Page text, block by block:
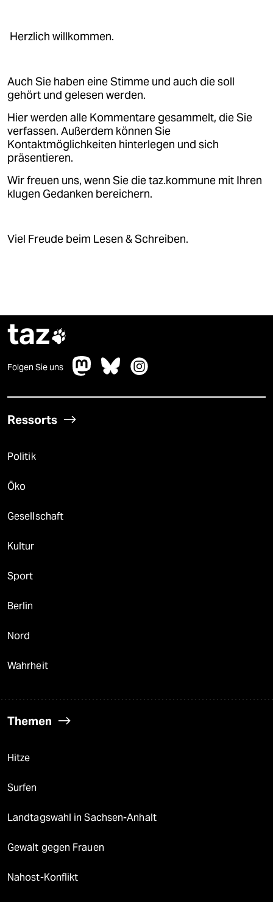
abo
epaper login
Herzlich willkommen.
Auch Sie haben eine Stimme und auch die soll
gehört und gelesen werden.
Hier werden alle Kommentare gesammelt, die Sie
verfassen. Außerdem können Sie
Kontaktmöglichkeiten hinterlegen und sich
präsentieren.
Wir freuen uns, wenn Sie die taz.kommune mit Ihren
klugen Gedanken bereichern.
Viel Freude beim Lesen & Schreiben.
taz
Folgen Sie uns
Ressorts
Politik
Öko
Gesellschaft
Kultur
Sport
Berlin
Nord
Wahrheit
Themen
Hitze
Surfen
Landtagswahl in Sachsen-Anhalt
Gewalt gegen Frauen
Nahost-Konflikt